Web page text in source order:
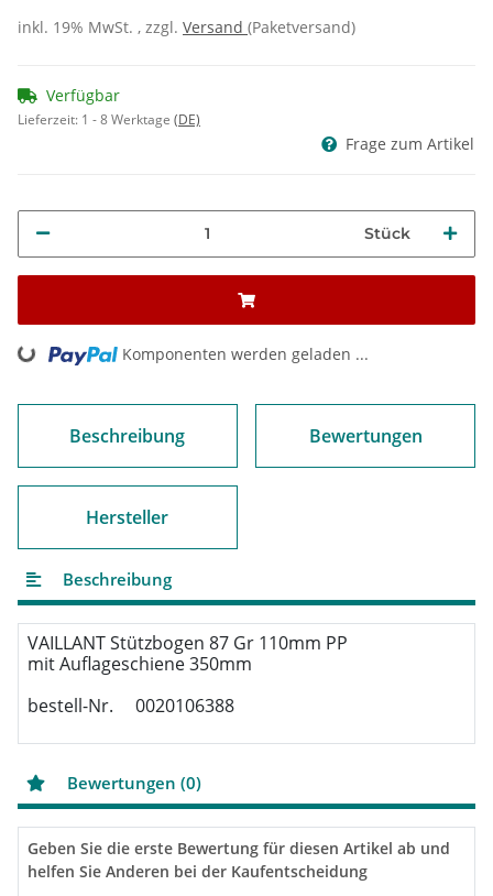
inkl. 19% MwSt. , zzgl. Versand (Paketversand)
Verfügbar
Lieferzeit: 1 - 8 Werktage (DE)
Frage zum Artikel
Stück
Loading... Komponenten werden geladen ...
Beschreibung Bewertungen
Hersteller
Beschreibung
VAILLANT Stützbogen 87 Gr 110mm PP
mit Auflageschiene 350mm
bestell-Nr.     0020106388
Bewertungen (0)
Geben Sie die erste Bewertung für diesen Artikel ab und
helfen Sie Anderen bei der Kaufentscheidung